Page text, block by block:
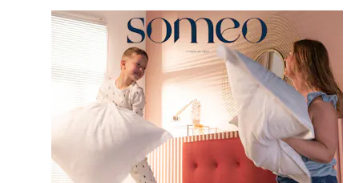
Nos rêveurs sont comblés